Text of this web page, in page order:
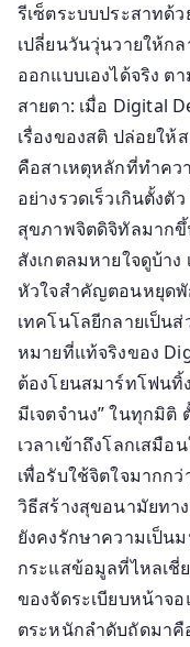
รีเซ็ตระบบประสาทด้
เปลี่ยนวันวุ่นวายให้
ออกแบบเองได้จริง ต
สายตา: เมื่อ Digital
เรื่องของสติ ปล่อยใ
คือสาเหตุหลักที่ทำคว
อย่างรวดเร็วเกินตั้ง
สุขภาพจิตดิจิทัลมากขึ้
สังเกตลมหายใจดูบ้า
หัวใจสำคัญตอนหยุด
เทคโนโลยีกลายเป็น
หมายที่แท้จริงของ
ต้องโยนสมาร์ทโฟนทิ้
มีเจตจำนง” ในทุกมิติ
เวลาเข้าถึงโลกเสมื
เพื่อรับใช้จิตใจมากก
วิธีสร้างสุขอนามัยทา
ยังคงรักษาความเป็
กระแสข้อมูลที่ไหลเชี่
ของจัดระเบียบหน้าจ
ตระหนักลำดับถัดมาคื